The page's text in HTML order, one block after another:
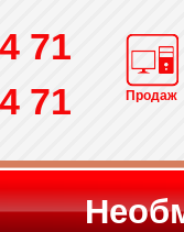
71
71
Продаж